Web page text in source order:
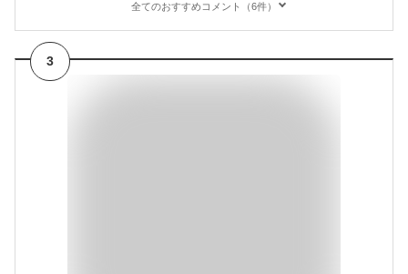
全てのおすすめコメント（6件）
3